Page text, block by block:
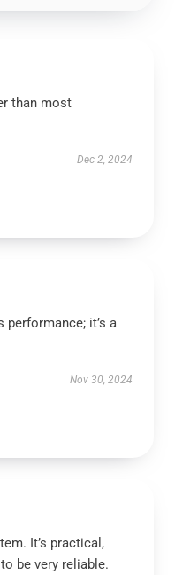
than most
Dec 2, 2024
performance; it’s a
Nov 30, 2024
It’s practical,
be very reliable.